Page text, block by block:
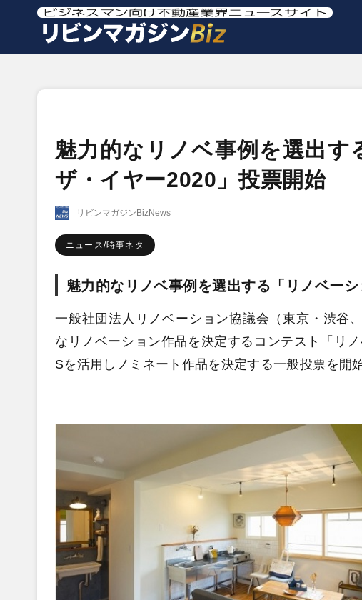
魅力的なリノベ事例を選出
ザ・イヤー2020」投票開始
リビンマガジンBizNews
ニュース/時事ネタ
魅力的なリノベ事例を選出する「リノベー
一般社団法人リノベーション協議会（東京・渋谷
なリノベーション作品を決定するコンテスト「リ
Sを活用しノミネート作品を決定する一般投票を開